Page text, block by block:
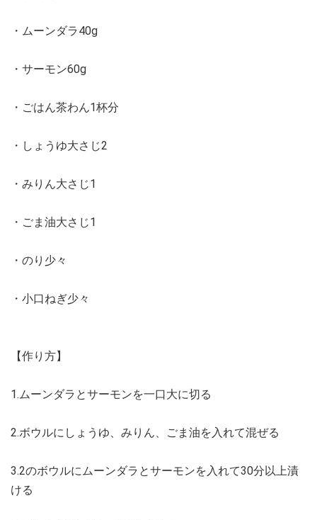
・ムーンダラ40g
・サーモン60g
・ごはん茶わん1杯分
・しょうゆ大さじ2
・みりん大さじ1
・ごま油大さじ1
・のり少々
・小口ねぎ少々
【作り方】
1.ムーンダラとサーモンを一口大に切る
2.ボウルにしょうゆ、みりん、ごま油を入れて混ぜる
3.2のボウルにムーンダラとサーモンを入れて30分以上漬
ける